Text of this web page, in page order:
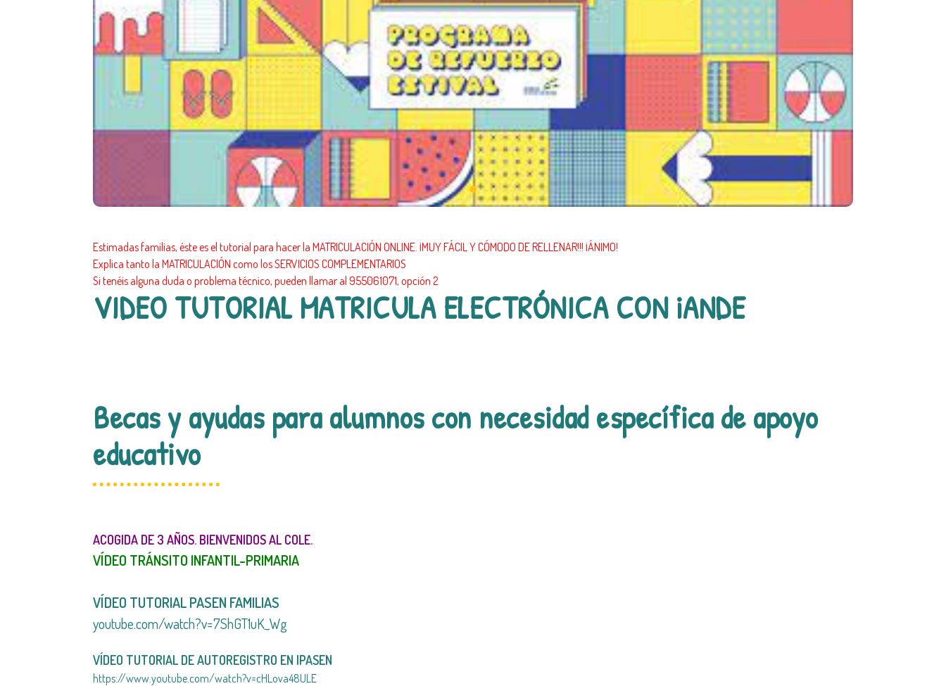
Estimadas familias, éste es el tutorial para hacer la MATRICULACIÓN ONLINE. ¡MUY FÁCIL Y CÓMODO DE RELLENAR!!! ¡ÁNIMO!
Explica tanto la MATRICULACIÓN como los SERVICIOS COMPLEMENTARIOS
Si tenéis alguna duda o problema técnico, pueden llamar al 955061071, opción 2
VIDEO TUTORIAL MATRICULA ELECTRÓNICA CON iANDE
Becas y ayudas para alumnos con necesidad específica de apoyo
educativo
ACOGIDA DE 3 AÑOS. BIENVENIDOS AL COLE.
VÍDEO TRÁNSITO INFANTIL-PRIMARIA
VÍDEO TUTORIAL PASEN FAMILIAS
youtube.com/watch?v=7ShGT1uK_Wg
VÍDEO TUTORIAL DE AUTOREGISTRO EN IPASEN
https://www.youtube.com/watch?v=cHLova48ULE